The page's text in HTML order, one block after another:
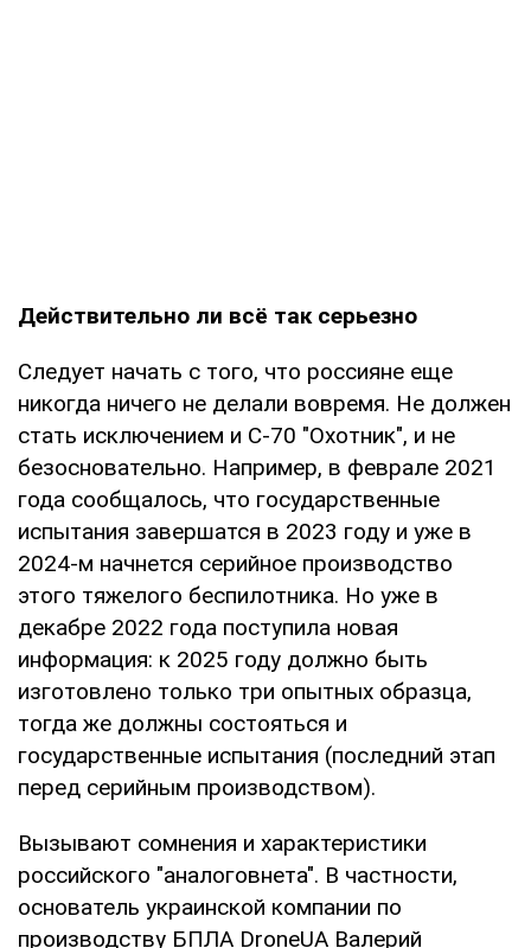
Действительно ли всё так серьезно
Следует начать с того, что россияне еще
никогда ничего не делали вовремя. Не должен
стать исключением и С-70 "Охотник", и не
безосновательно. Например, в феврале 2021
года сообщалось, что государственные
испытания завершатся в 2023 году и уже в
2024-м начнется серийное производство
этого тяжелого беспилотника. Но уже в
декабре 2022 года поступила новая
информация: к 2025 году должно быть
изготовлено только три опытных образца,
тогда же должны состояться и
государственные испытания (последний этап
перед серийным производством).
Вызывают сомнения и характеристики
российского "аналоговнета". В частности,
основатель украинской компании по
производству БПЛА DroneUA Валерий